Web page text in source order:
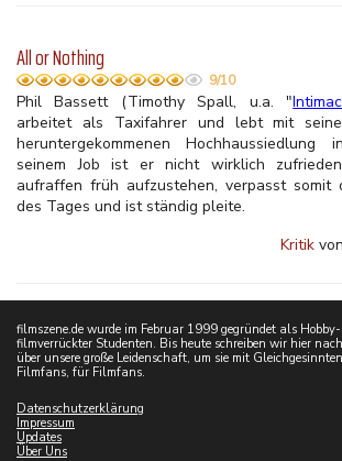
All or Nothing
9/10
Phil Bassett (Timothy Spall, u.a. "
arbeitet als Taxifahrer und lebt mit
heruntergekommenen Hochhaussiedlung
seinem Job ist er nicht wirklich
aufraffen früh aufzustehen, verpasst somit
des Tages und ist ständig pleite.
Kritik
filmszene.de wurde im Februar 1999 gegründet als
filmverrückter Studenten. Bis heute schreiben wir hier
über unsere große Leidenschaft, um sie mit
Filmfans, für Filmfans.
Datenschutzerklärung
Impressum
Updates
Über Uns